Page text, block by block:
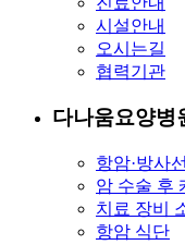
시설안내
오시는길
협력기관
다나움요양병
항암·방사
암 수술 후
치료 장비
항암 식단